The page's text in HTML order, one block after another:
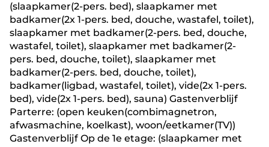
(slaapkamer(2-pers. bed), slaapkamer met
badkamer(2x 1-pers. bed, douche, wastafel, toilet),
slaapkamer met badkamer(2-pers. bed, douche,
wastafel, toilet), slaapkamer met badkamer(2-
pers. bed, douche, toilet), slaapkamer met
badkamer(2-pers. bed, douche, toilet),
badkamer(ligbad, wastafel, toilet), vide(2x 1-pers.
bed), vide(2x 1-pers. bed), sauna) Gastenverblijf
Parterre: (open keuken(combimagnetron,
afwasmachine, koelkast), woon/eetkamer(TV))
Gastenverblijf Op de 1e etage: (slaapkamer met